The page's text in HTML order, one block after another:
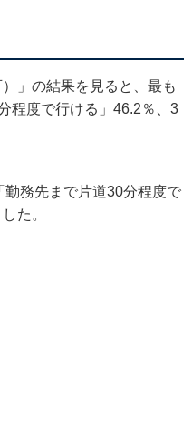
」の結果を見ると、最も
程度で行ける」46.2％、3
務先まで片道30分程度で
た。